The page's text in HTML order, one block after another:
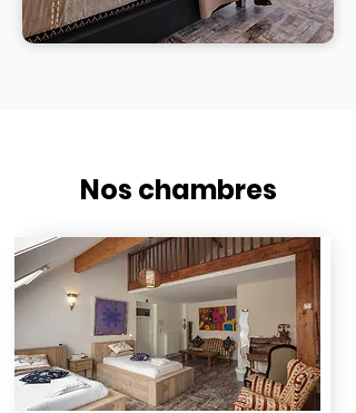
Nos chambres